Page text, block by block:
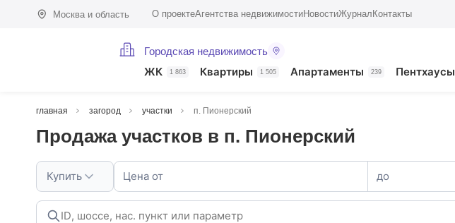
Москва и область О проектеАгентства недвижимостиНовостиЖурнал Контакты
Городская недвижимость
ЖК 1 863 Квартиры 1 505 Апартаменты 239 Пентхаусы
главная загород участки п. Пионерский
Продажа участков в п. Пионерский
Купить Цена от до